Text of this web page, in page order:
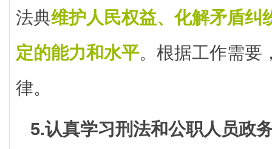
法典维护人民权益、化解矛盾纠
定的能力和水平。根据工作需要
律。
5.认真学习刑法和公职人员政